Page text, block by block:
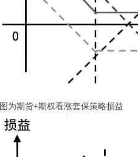
图为期货+期权看涨套保策略损益